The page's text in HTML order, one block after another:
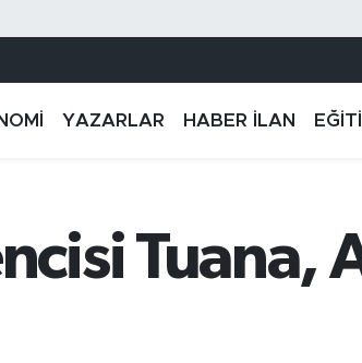
YAZARLAR HABER İLAN
Tuana,